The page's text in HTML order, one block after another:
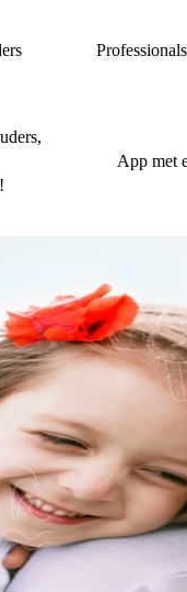
Professionals
App met